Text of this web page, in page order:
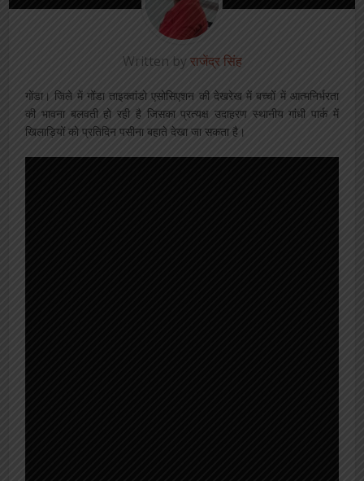
Written byराजेंद्र सिंह
गोंडा। जिले में गोंडा ताइक्वांडो एसोसिएशन की देखरेख में बच्चों में आत्मनिर्भरता
की भावना बलवती हो रही है जिसका प्रत्यक्ष उदाहरण स्थानीय गांधी पार्क में
खिलाड़ियों को प्रतिदिन पसीना बहाते देखा जा सकता है।